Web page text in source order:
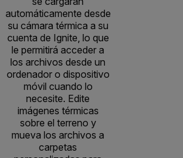
automáticamente desde
su cámara térmica a su
cuenta de Ignite, lo que
le permitirá acceder a
los archivos desde un
ordenador o dispositivo
móvil cuando lo
necesite. Edite
imágenes térmicas
sobre el terreno y
mueva los archivos a
carpetas